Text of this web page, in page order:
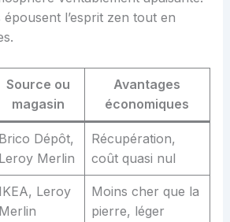
épousent l’esprit zen tout en
Source ou
magasin
Avantages
économiques
Brico Dépôt,
Leroy Merlin
Récupération,
coût quasi nul
IKEA, Leroy
Merlin
Moins cher que la
pierre, léger